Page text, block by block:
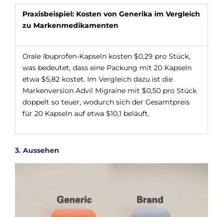
Praxisbeispiel: Kosten von Generika im Vergleich
zu Markenmedikamenten
Orale Ibuprofen-Kapseln kosten $0,29 pro Stück,
was bedeutet, dass eine Packung mit 20 Kapseln
etwa $5,82 kostet. Im Vergleich dazu ist die
Markenversion Advil Migraine mit $0,50 pro Stück
doppelt so teuer, wodurch sich der Gesamtpreis
für 20 Kapseln auf etwa $10,1 beläuft.
3. Aussehen